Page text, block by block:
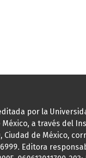
por la
México, a través del
Ciudad de México,
Editora